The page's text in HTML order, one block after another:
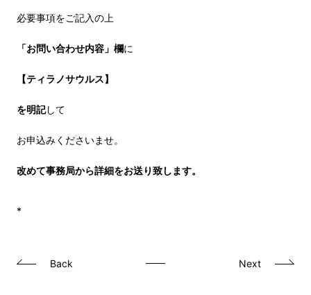
必要事項をご記入の上
「お問い合わせ内容」欄に
【ティラノサウルス】
を明記して
お申込みくださいませ。
改めて事務局から詳細をお送り致します。
*
Back Next